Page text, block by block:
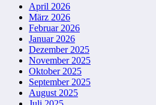
April 2026
März 2026
Februar 2026
Januar 2026
Dezember 2025
November 2025
Oktober 2025
September 2025
August 2025